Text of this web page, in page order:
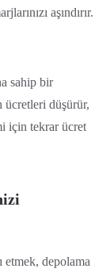
aşındırır.
sahip bir
düşürür,
için tekrar ücret
etmek, depolama